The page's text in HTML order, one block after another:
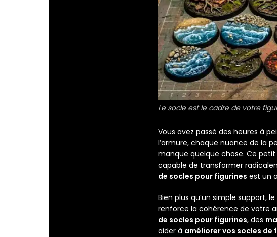
Le socle est le cadre de votre
Vous avez passé des heures à
l’armure, chaque nuance de la
manque quelque chose. Ce
capable de transformer
de socles pour figurines est un
Bien plus qu’un simple support,
renforce la cohérence de votre
de socles pour figurines, des
aider à améliorer vos socles de